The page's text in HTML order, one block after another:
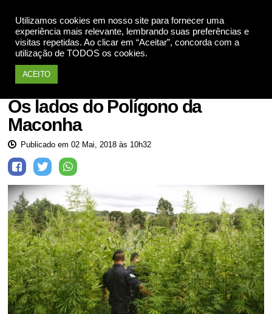
Utilizamos cookies em nosso site para fornecer uma
experiência mais relevante, lembrando suas preferências e
visitas repetidas. Ao clicar em “Aceitar”, concorda com a
utilização de TODOS os cookies.
ACEITO
Drogas
Os lados do Polígono da
Maconha
Publicado em 02 Mai, 2018 às 10h32